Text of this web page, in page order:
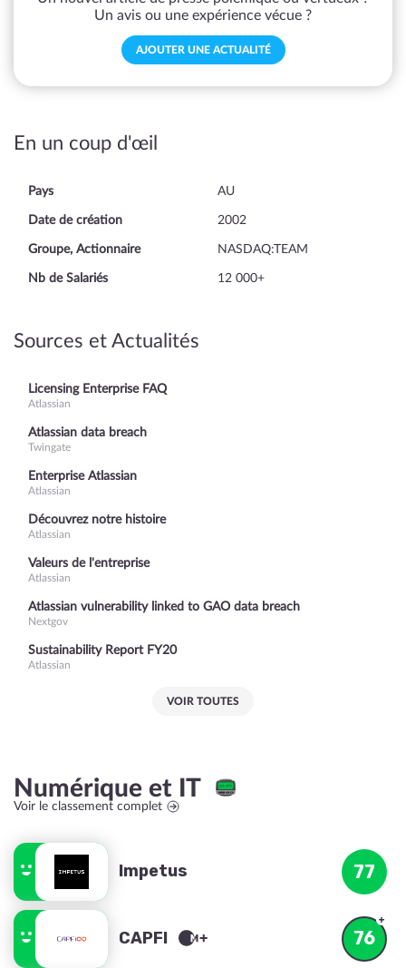
Un avis ou une expérience vécue ?
AJOUTER UNE ACTUALITÉ
En un coup d'œil
Pays AU
Date de création 2002
Groupe, Actionnaire NASDAQ:TEAM
Nb de Salariés 12 000+
Sources et Actualités
Licensing Enterprise FAQ
Atlassian
Atlassian data breach
Twingate
Enterprise Atlassian
Atlassian
Découvrez notre histoire
Atlassian
Valeurs de l'entreprise
Atlassian
Atlassian vulnerability linked to GAO data breach
Nextgov
Sustainability Report FY20
Atlassian
VOIR TOUTES
Numérique et IT
Voir le classement complet
Impetus 77
CAPFI 76